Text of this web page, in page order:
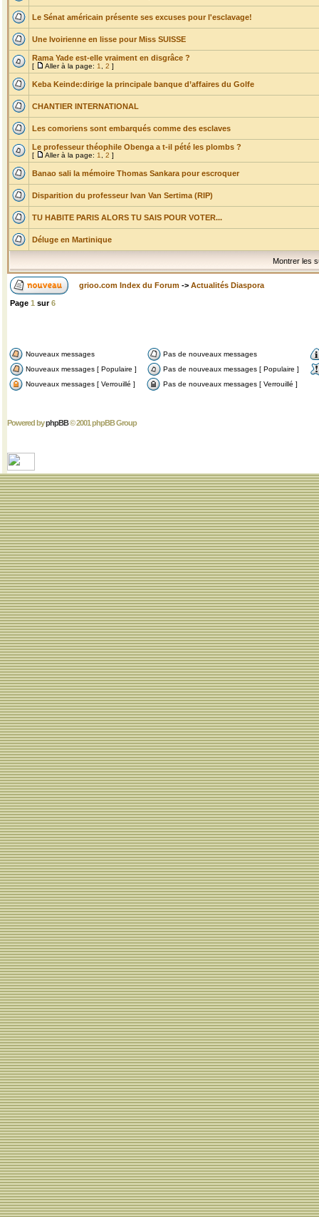
Le Sénat américain présente ses excuses pour l'esclavage!
Une Ivoirienne en lisse pour Miss SUISSE
Rama Yade est-elle vraiment en disgrâce ?
[ Aller à la page: 1 2 ]
Keba Keinde:dirige la principale banque d’affaires du Golfe
CHANTIER INTERNATIONAL
Les comoriens sont embarqués comme des esclaves
Le professeur théophile Obenga a t-il pété les plombs ?
[ Aller à la page: 1 2 ]
Banao sali la mémoire Thomas Sankara pour escroquer
Disparition du professeur Ivan Van Sertima (RIP)
TU HABITE PARIS ALORS TU SAIS POUR VOTER...
Déluge en Martinique
Montrer les
grioo.com Index du Forum -> Actualités Diaspora
Page 1 sur6
Nouveaux messages
Pas de nouveaux messages
Nouveaux messages [ Populaire ]
Pas de nouveaux messages [ Populaire ]
Nouveaux messages [ Verrouillé ]
Pas de nouveaux messages [ Verrouillé ]
Powered byphpBB© 2001 phpBB Group